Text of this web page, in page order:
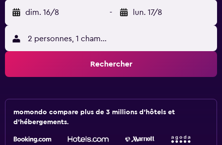
dim. 16/8 - lun. 17/8
2 personnes, 1 chambre
Rechercher
momondo compare plus de 3 millions d'hôtels et
d'hébergements.